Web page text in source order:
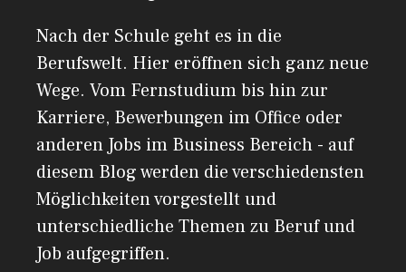
Nach der Schule geht es in die
Berufswelt. Hier eröffnen sich ganz neue
Wege. Vom Fernstudium bis hin zur
Karriere, Bewerbungen im Office oder
anderen Jobs im Business Bereich - auf
diesem Blog werden die verschiedensten
Möglichkeiten vorgestellt und
unterschiedliche Themen zu Beruf und
Job aufgegriffen.